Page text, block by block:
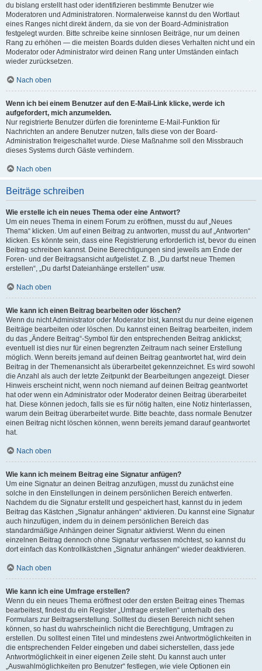
du bislang erstellt hast oder identifizieren bestimmte Benutzer wie
Moderatoren und Administratoren. Normalerweise kannst du den Wortlaut
eines Ranges nicht direkt ändern, da sie von der Board-Administration
festgelegt wurden. Bitte schreibe keine sinnlosen Beiträge, nur um deinen
Rang zu erhöhen — die meisten Boards dulden dieses Verhalten nicht und ein
Moderator oder Administrator wird deinen Rang unter Umständen einfach
wieder zurücksetzen.
Nach oben
Wenn ich bei einem Benutzer auf den E-Mail-Link klicke, werde ich
aufgefordert, mich anzumelden.
Nur registrierte Benutzer dürfen die foreninterne E-Mail-Funktion für
Nachrichten an andere Benutzer nutzen, falls diese von der Board-
Administration freigeschaltet wurde. Diese Maßnahme soll den Missbrauch
dieses Systems durch Gäste verhindern.
Nach oben
Beiträge schreiben
Wie erstelle ich ein neues Thema oder eine Antwort?
Um ein neues Thema in einem Forum zu eröffnen, musst du auf „Neues
Thema“ klicken. Um auf einen Beitrag zu antworten, musst du auf „Antworten“
klicken. Es könnte sein, dass eine Registrierung erforderlich ist, bevor du einen
Beitrag schreiben kannst. Deine Berechtigungen sind jeweils am Ende der
Foren- und der Beitragsansicht aufgelistet. Z. B. „Du darfst neue Themen
erstellen“, „Du darfst Dateianhänge erstellen“ usw.
Nach oben
Wie kann ich einen Beitrag bearbeiten oder löschen?
Wenn du nicht Administrator oder Moderator bist, kannst du nur deine eigenen
Beiträge bearbeiten oder löschen. Du kannst einen Beitrag bearbeiten, indem
du das „Ändere Beitrag“-Symbol für den entsprechenden Beitrag anklickst;
eventuell ist dies nur für einen begrenzten Zeitraum nach seiner Erstellung
möglich. Wenn bereits jemand auf deinen Beitrag geantwortet hat, wird dein
Beitrag in der Themenansicht als überarbeitet gekennzeichnet. Es wird sowohl
die Anzahl als auch der letzte Zeitpunkt der Bearbeitungen angezeigt. Dieser
Hinweis erscheint nicht, wenn noch niemand auf deinen Beitrag geantwortet
hat oder wenn ein Administrator oder Moderator deinen Beitrag überarbeitet
hat. Diese können jedoch, falls sie es für nötig halten, eine Notiz hinterlassen,
warum dein Beitrag überarbeitet wurde. Bitte beachte, dass normale Benutzer
einen Beitrag nicht löschen können, wenn bereits jemand darauf geantwortet
hat.
Nach oben
Wie kann ich meinem Beitrag eine Signatur anfügen?
Um eine Signatur an deinen Beitrag anzufügen, musst du zunächst eine
solche in den Einstellungen in deinem persönlichen Bereich entwerfen.
Nachdem du die Signatur erstellt und gespeichert hast, kannst du in jedem
Beitrag das Kästchen „Signatur anhängen“ aktivieren. Du kannst eine Signatur
auch hinzufügen, indem du in deinem persönlichen Bereich das
standardmäßige Anhängen deiner Signatur aktivierst. Wenn du einen
einzelnen Beitrag dennoch ohne Signatur verfassen möchtest, so kannst du
dort einfach das Kontrollkästchen „Signatur anhängen“ wieder deaktivieren.
Nach oben
Wie kann ich eine Umfrage erstellen?
Wenn du ein neues Thema eröffnest oder den ersten Beitrag eines Themas
bearbeitest, findest du ein Register „Umfrage erstellen“ unterhalb des
Formulars zur Beitragserstellung. Solltest du diesen Bereich nicht sehen
können, so hast du wahrscheinlich nicht die Berechtigung, Umfragen zu
erstellen. Du solltest einen Titel und mindestens zwei Antwortmöglichkeiten in
die entsprechenden Felder eingeben und dabei sicherstellen, dass jede
Antwortmöglichkeit in einer eigenen Zeile steht. Du kannst auch unter
„Auswahlmöglichkeiten pro Benutzer“ festlegen, wie viele Optionen ein